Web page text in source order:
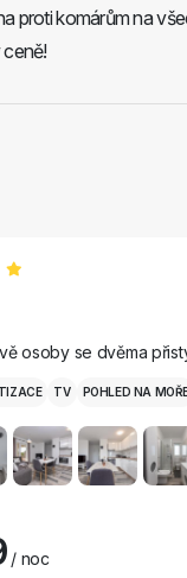
proti komárům na
osoby se dvěma
TV POHLED NA
/ noc